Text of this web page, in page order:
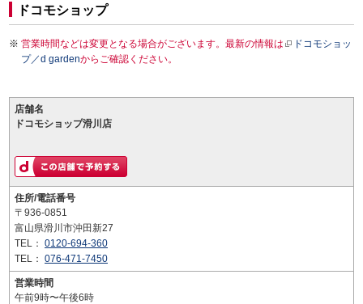
ドコモショップ
営業時間などは変更となる場合がございます。最新の情報は
ドコモショッ
プ／d gardenからご確認ください。
店舗名
ドコモショップ滑川店
住所/電話番号
〒936-0851
富山県滑川市沖田新27
TEL： 0120-694-360
TEL： 076-471-7450
営業時間
午前9時〜午後6時